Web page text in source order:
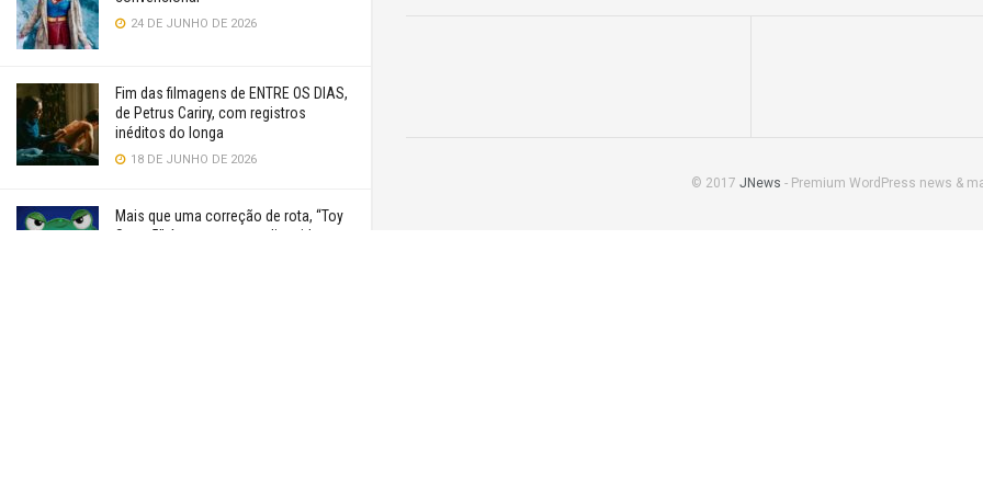
24 DE JUNHO DE 2026
Fim das filmagens de ENTRE OS DIAS,
de Petrus Cariry, com registros
inéditos do longa
18 DE JUNHO DE 2026
Mais que uma correção de rota, “Toy
Story 5” é uma aventura divertida
© 2017 JNews - Premium WordPress news &